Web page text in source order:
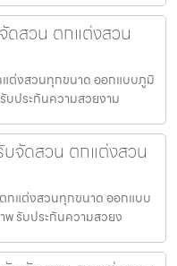
สวน ตกแต่งสวน
ต่งสวนทุกขนาด ออกแบบภูมิ
บประกันความสวยงาม
จัดสวน ตกแต่งสวน
กแต่งสวนทุกขนาด ออกแบบ
รับประกันความสวยง